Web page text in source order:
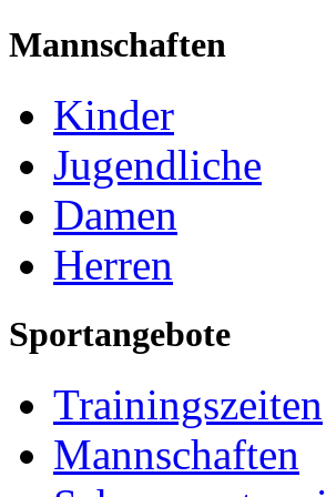
Mannschaften
Kinder
Jugendliche
Damen
Herren
Sportangebote
Trainingszeiten
Mannschaften